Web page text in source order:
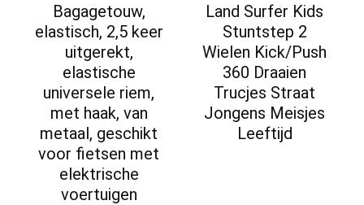
Bagagetouw,
elastisch, 2,5 keer
uitgerekt,
elastische
universele riem,
met haak, van
metaal, geschikt
voor fietsen met
elektrische
voertuigen
Land Surfer Kids
Stuntstep 2
Wielen Kick/Push
360 Draaien
Trucjes Straat
Jongens Meisjes
Leeftijd